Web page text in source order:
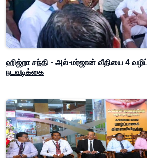
ஹிஜ்றா சந்தி - அல்-மர்ஜான் வீதியை 4
நடவடிக்கை